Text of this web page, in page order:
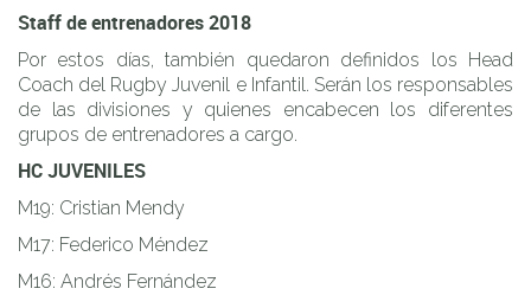
Staff de entrenadores 2018
Por estos días, también quedaron definidos los Head
Coach del Rugby Juvenil e Infantil. Serán los responsables
de las divisiones y quienes encabecen los diferentes
grupos de entrenadores a cargo.
HC JUVENILES
M19: Cristian Mendy
M17: Federico Méndez
M16: Andrés Fernández